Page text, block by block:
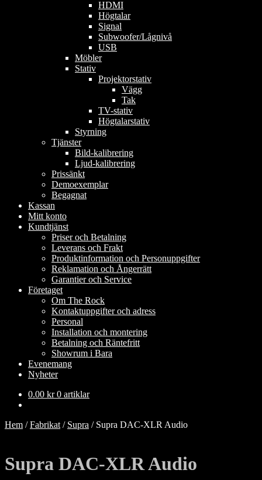
HDMI
Högtalar
Signal
Subwoofer/Lågnivå
USB
Möbler
Stativ
Projektorstativ
Vägg
Tak
TV-stativ
Högtalarstativ
Styrning
Tjänster
Bild-kalibrering
Ljud-kalibrering
Prissänkt
Demoexemplar
Begagnat
Kassan
Mitt konto
Kundtjänst
Priser och Betalning
Leverans och Frakt
Produktinformation och Personuppgifter
Reklamation och Ångerrätt
Garantier och Service
Företaget
Om The Rock
Kontaktuppgifter och adress
Personal
Installation och montering
Betalning och Räntefritt
Showrum i Bara
Evenemang
Nyheter
0.00 kr 0 artiklar
Hem /Fabrikat / Supra / Supra DAC-XLR Audio
Supra DAC-XLR Audio